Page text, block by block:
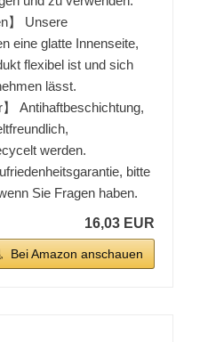
】 Unsere
eine glatte Innenseite,
flexibel ist und sich
lässt.
Antihaftbeschichtung,
werden.
bitte
Sie Fragen haben.
16,03 EUR
Bei Amazon anschauen